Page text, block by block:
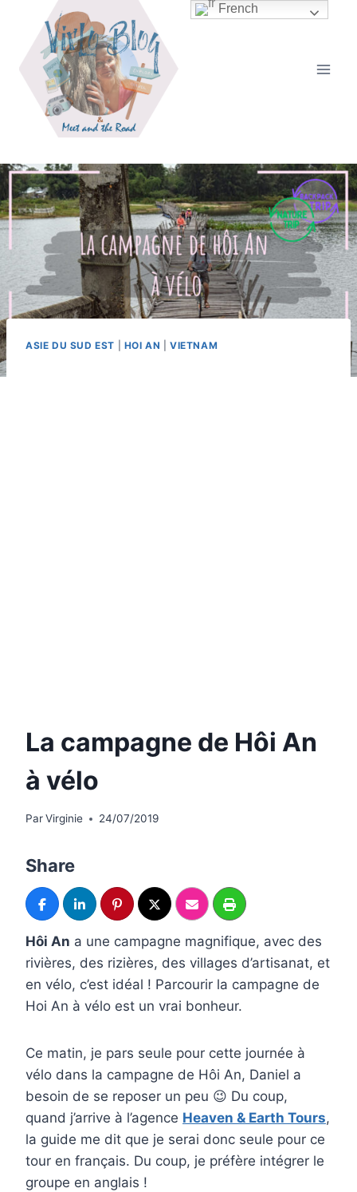
contenu
ASIE DU SUD EST HOI AN |VIETNAM
La campagne de Hôi An
à vélo
ParVirginie 24/07/2019
Share
Hôi An a une campagne magnifique, avec des
rivières, des rizières, des villages d’artisanat, et
en vélo, c’est idéal ! Parcourir la campagne de
Hoi An à vélo est un vrai bonheur.
Ce matin, je pars seule pour cette journée à
vélo dans la campagne de Hôi An, Daniel a
besoin de se reposer un peu 😉 Du coup,
quand j’arrive à l’agence Heaven & Earth Tours,
la guide me dit que je serai donc seule pour ce
tour en français. Du coup, je préfère intégrer le
groupe en anglais !
French